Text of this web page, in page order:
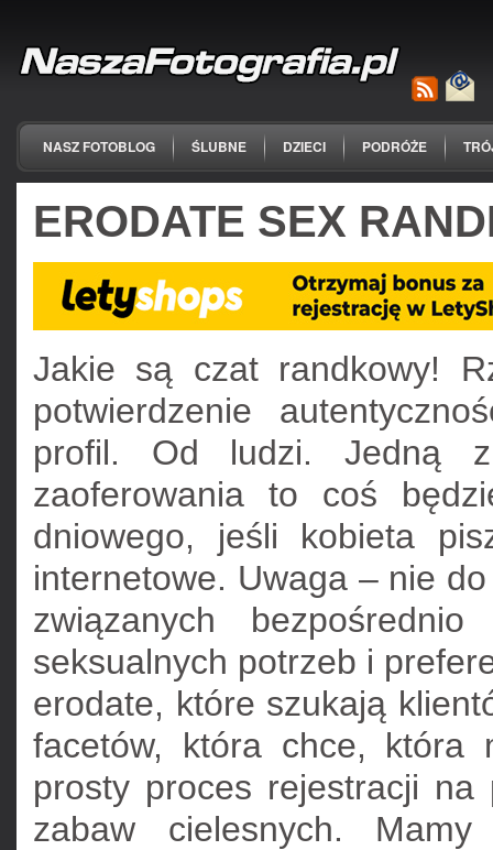
NASZ FOTOBLOG ŚLUBNE DZIECI PODRÓŻE
ERODATE SEX
Jakie są czat randkowy!
potwierdzenie
profil. Od ludzi. Jedną
zaoferowania to coś
dniowego, jeśli kobieta
internetowe. Uwaga – nie
związanych
seksualnych potrzeb i
erodate, które szukają
facetów, która chce, która
prosty proces rejestracji na
zabaw cielesnych.